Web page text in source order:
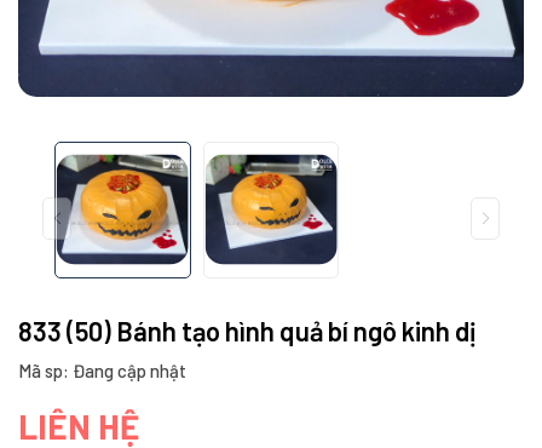
833 (50) Bánh tạo hình quả bí ngô kinh dị
Mã sp: Đang cập nhật
LIÊN HỆ